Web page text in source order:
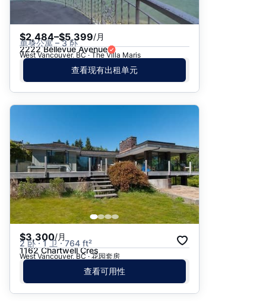
$2,484–$5,399/月
单身公寓 – 3 卧
2222 Bellevue Avenue
West Vancouver, BC · The Villa Maris
查看现有出租单元
$3,300/月
2 卧 · 1 卫 · 764 ft²
1162 Chartwell Cres
West Vancouver, BC · 花园套房
查看可用性